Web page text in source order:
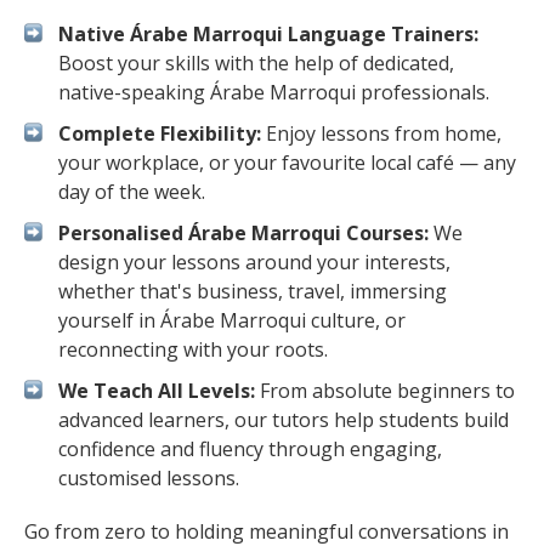
Native Árabe Marroqui Language Trainers:
Boost your skills with the help of dedicated,
native-speaking Árabe Marroqui professionals.
Complete Flexibility: Enjoy lessons from home,
your workplace, or your favourite local café — any
day of the week.
Personalised Árabe Marroqui Courses:We
design your lessons around your interests,
whether that's business, travel, immersing
yourself in Árabe Marroqui culture, or
reconnecting with your roots.
We Teach All Levels: From absolute beginners to
advanced learners, our tutors help students build
confidence and fluency through engaging,
customised lessons.
Go from zero to holding meaningful conversations in